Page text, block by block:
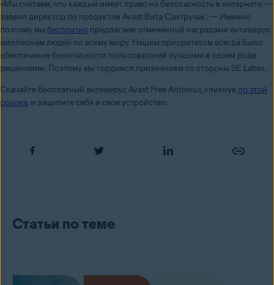
«Мы считаем, что каждый имеет право на безопасность в интернете, —
заявил директор по продуктам Avast Вита Сантручек. — Именно
поэтому мы бесплатно предлагаем отмеченный наградами антивирус
миллионам людей по всему миру. Нашим приоритетом всегда было
обеспечение безопасности пользователей лучшими в своем роде
решениями. Поэтому мы гордимся признанием со стороны SE Labs».
Скачайте бесплатный антивирус Avast Free Antivirus, кликнув по этой
ссылке, и защитите себя и свое устройство.
Статьи по теме